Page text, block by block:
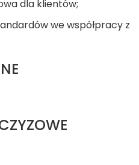
dla klientów;
we współpracy z